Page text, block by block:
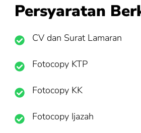
Persyaratan
CV dan Surat Lamaran
Fotocopy KTP
Fotocopy KK
Fotocopy Ijazah